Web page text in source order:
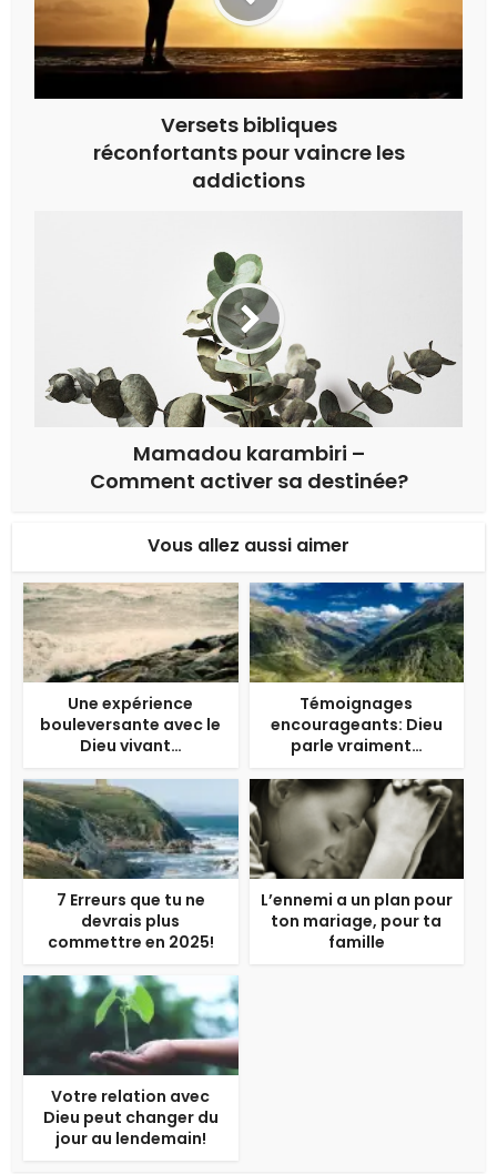
Versets bibliques
réconfortants pour vaincre les
addictions
Mamadou karambiri –
Comment activer sa destinée?
Vous allez aussi aimer
Une expérience
bouleversante avec le
Dieu vivant…
Témoignages
encourageants: Dieu
parle vraiment…
7 Erreurs que tu ne
devrais plus
commettre en 2025!
L’ennemi a un plan pour
ton mariage, pour ta
famille
Votre relation avec
Dieu peut changer du
jour au lendemain!